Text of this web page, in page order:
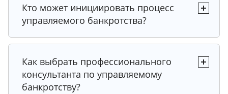
Кто может инициировать процесс
управляемого банкротства?
Как выбрать профессионального
консультанта по управляемому
банкротству?